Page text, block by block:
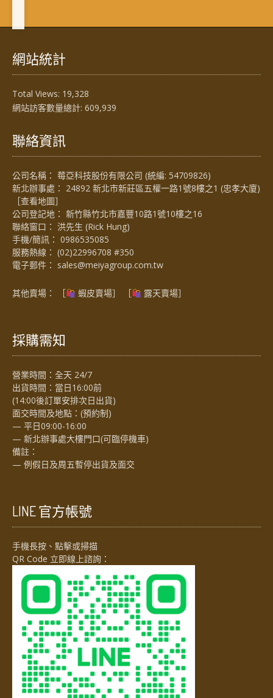
網站統計
Total Views: 19,328
網站訪客數量總計: 609,939
聯絡資訊
公司名稱： 莓亞科技股份有限公司 (統編: 54709826)
新北辦事處： 24892 新北市新莊區五權一路1號8樓之1 (忠孝大廈)
［查看地圖］
公司登記地： 新竹縣竹北市嘉豐10路1號10樓之16
聯絡窗口： 洪先生 (Rick Hung)
手機/簡訊： 0986535085
服務熱線： (02)22996708 #350
電子郵件： sales@meiyagroup.com.tw
其他賣場： ［ 蝦皮賣場］ ［ 露天賣場］
採購需知
營業時間：全天 24/7
出貨時間：當日16:00前
(14:00後訂單安排次日出貨)
面交時間及地點：(預約制)
— 平日09:00-16:00
— 新北辦事處大樓門口(可臨停機車)
備註：
— 例假日及周五暫停出貨及面交
LINE 官方帳號
手機長按、點擊或掃描
QR Code 立即線上諮詢：